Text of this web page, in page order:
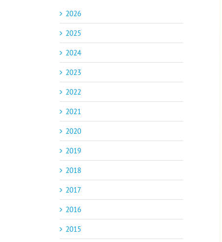
2026
2025
2024
2023
2022
2021
2020
2019
2018
2017
2016
2015